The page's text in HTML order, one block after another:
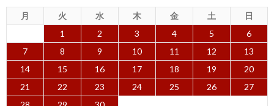
月 火 水 木 金 土
日
1
2 3 4 5
6
7
8 9 10 11 12
13
14
15 16 17 18 19
20
21
22 23 24 25 26
27